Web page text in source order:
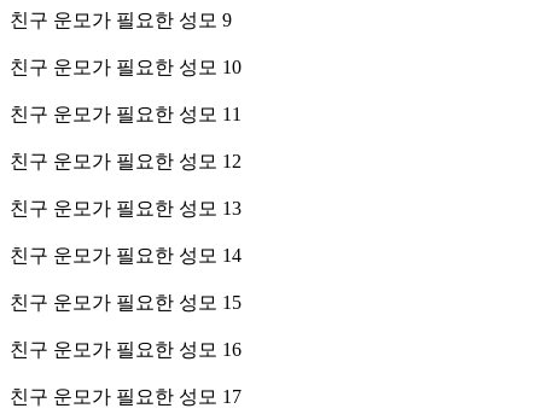
친구 운모가 필요한 성모 9
친구 운모가 필요한 성모 10
친구 운모가 필요한 성모 11
친구 운모가 필요한 성모 12
친구 운모가 필요한 성모 13
친구 운모가 필요한 성모 14
친구 운모가 필요한 성모 15
친구 운모가 필요한 성모 16
친구 운모가 필요한 성모 17